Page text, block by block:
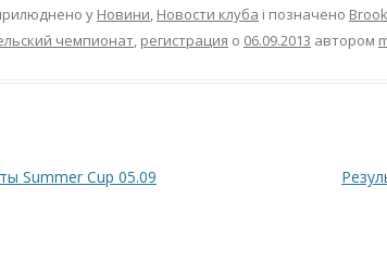
у Новини, Новости клуба і позначено
чемпионат, регистрация о 06.09.2013 автором
запису
Summer Cup 05.09